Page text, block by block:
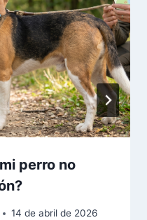
perro no
14 de abril de 2026